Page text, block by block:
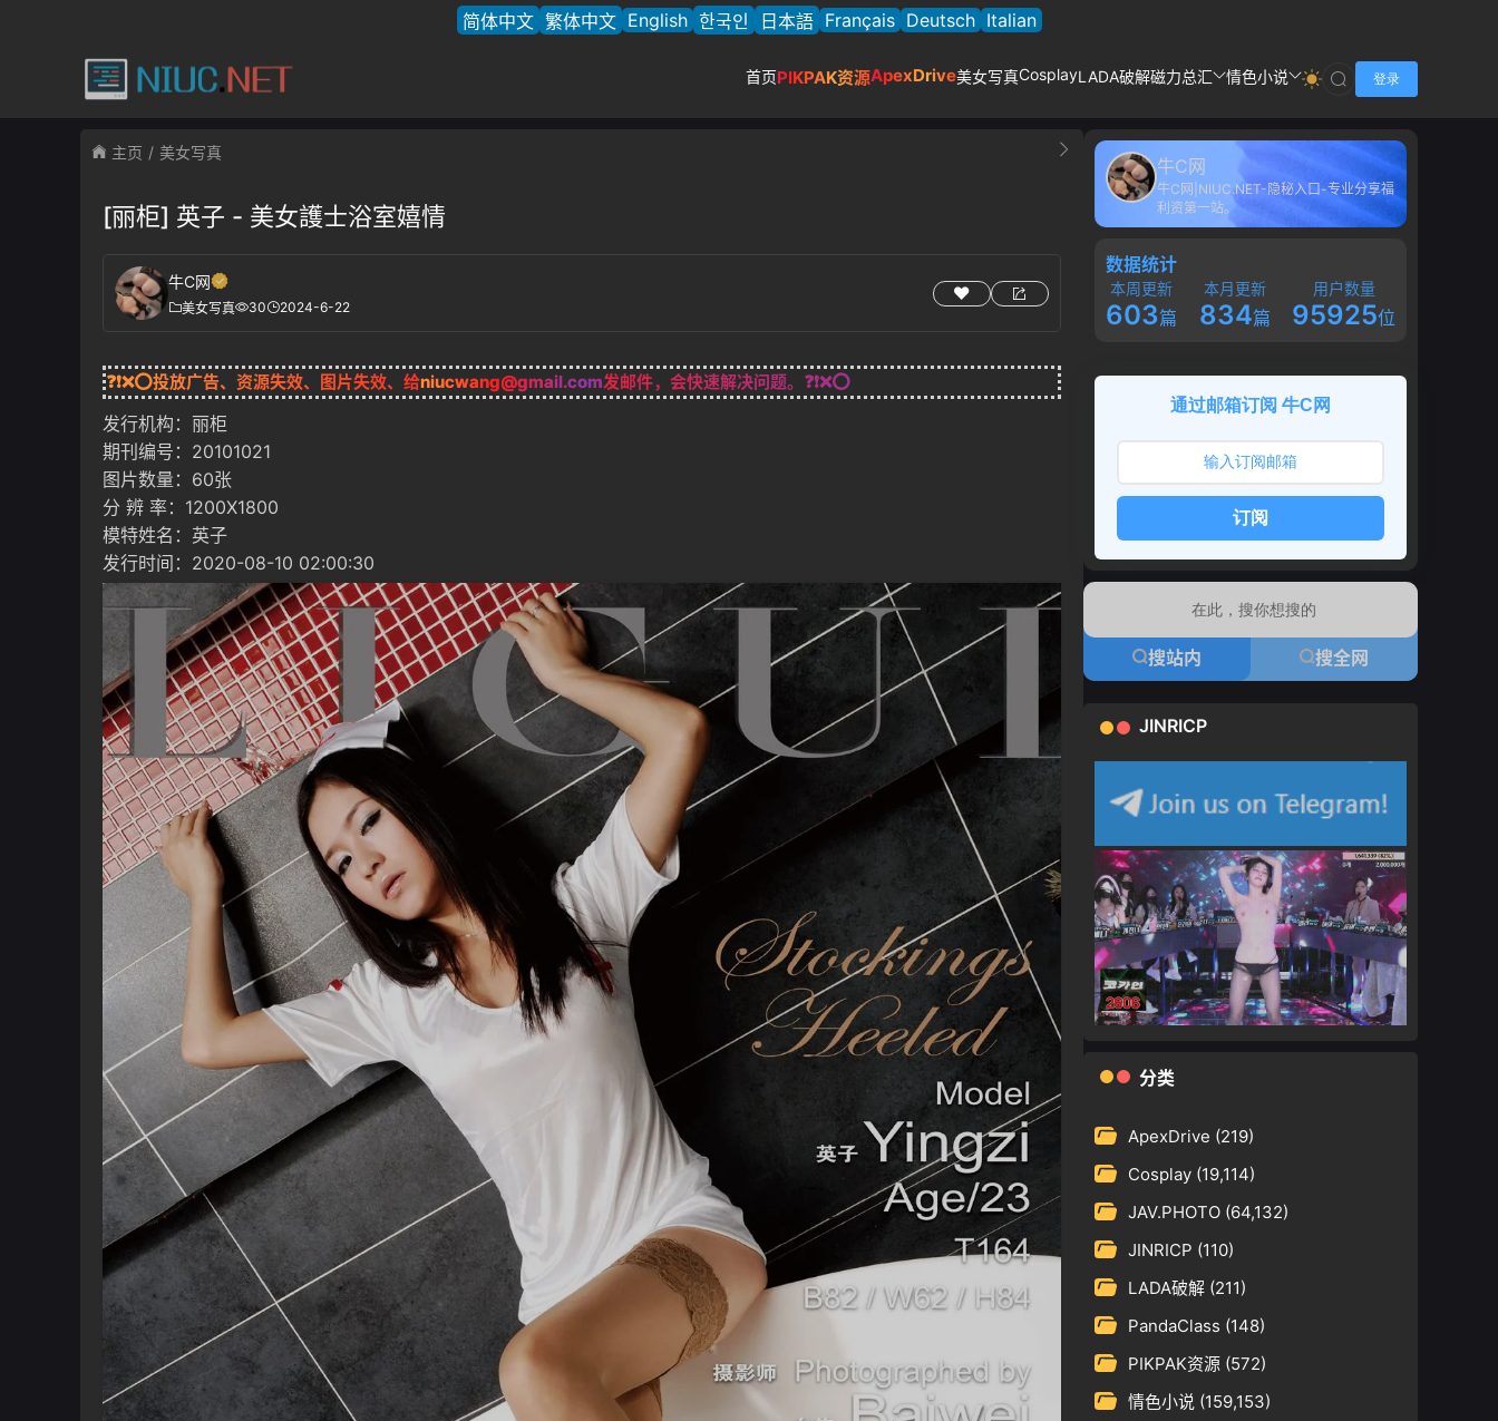
简体中文 繁体中文 English 한국인 日本語 Français Deutsch Italian
首页PIKPAK资源ApexDrive美女写真CosplayLADA破解磁力总汇 情色小说 登录
主页 美女写真
[丽柜] 英子 - 美女護士浴室嬉情
牛C网
美女写真 30 2024-6-22
❓❗❌⭕投放广告、资源失效、图片失效、给niucwang@gmail.com发邮件，会快速解决问题。❓❗❌⭕
发行机构：丽柜
期刊编号：20101021
图片数量：60张
分 辨 率：1200X1800
模特姓名：英子
发行时间：2020-08-10 02:00:30
牛C网
牛C网|NIUC.NET-隐秘入口-专业分享福
利资第一站。
数据统计
本周更新
603篇
本月更新
834篇
用户数量
95925位
通过邮箱订阅 牛C网
订阅
搜站内 搜全网
JINRICP
分类
ApexDrive (219)
Cosplay (19,114)
JAV.PHOTO (64,132)
JINRICP (110)
LADA破解 (211)
PandaClass (148)
PIKPAK资源 (572)
情色小说 (159,153)